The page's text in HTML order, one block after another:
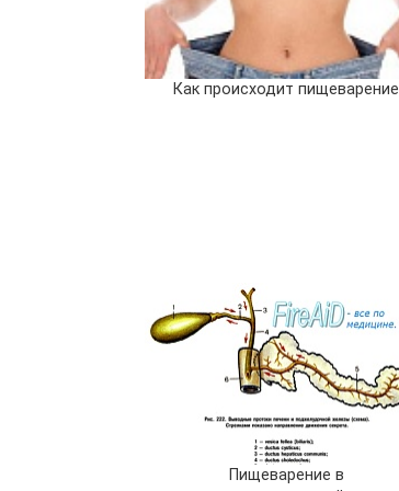
Как происходит пищеварение
Пищеварение в